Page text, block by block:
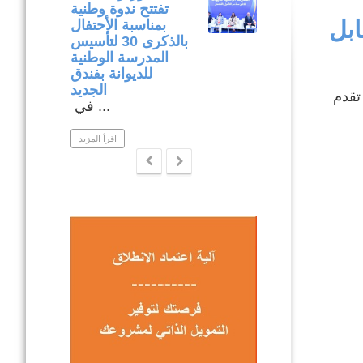
بين نابل
أن نسبة تقدم
تفتتح ندوة وطنية
بمناسبة الأحتفال
بالذكرى 30 لتأسيس
المدرسة الوطنية
للديوانة بفندق
الجديد
في ...
اقرأ المزيد
في إطار برنامج
في إطار متابعة ...